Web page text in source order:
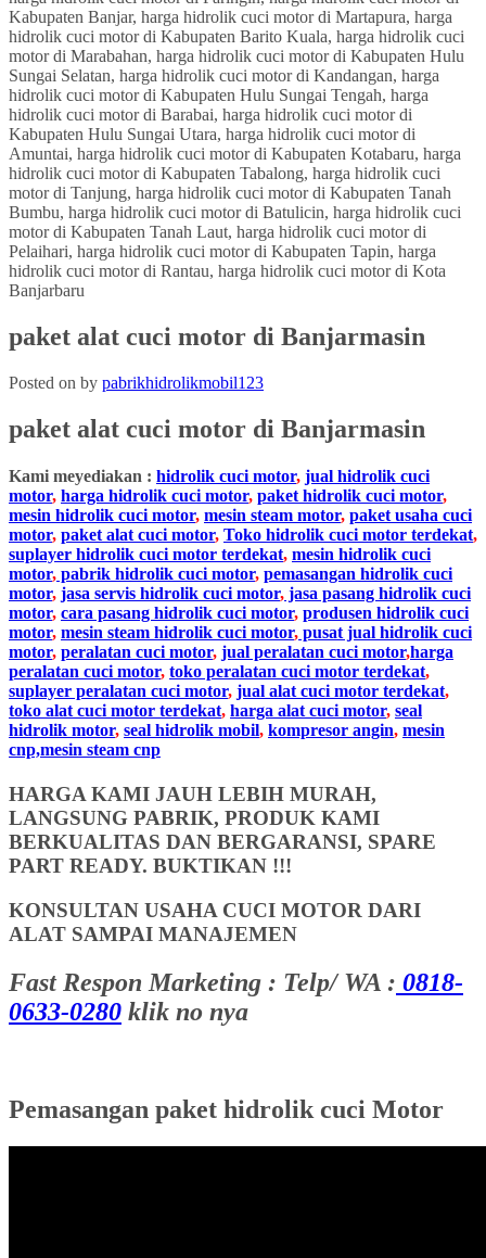
paket alat cuci motor di Banjarmasin
Posted on by pabrikhidrolikmobil123
paket alat cuci motor di Banjarmasin
Kami meyediakan : hidrolik cuci motor, jual hidrolik cuci
motor, harga hidrolik cuci motor, paket hidrolik cuci motor,
mesin hidrolik cuci motor, mesin steam motor, paket usaha cuci
motor, paket alat cuci motor, Toko hidrolik cuci motor terdekat,
suplayer hidrolik cuci motor terdekat, mesin hidrolik cuci
motor, pabrik hidrolik cuci motor, pemasangan hidrolik cuci
motor, jasa servis hidrolik cuci motor, jasa pasang hidrolik cuci
motor, cara pasang hidrolik cuci motor, produsen hidrolik cuci
motor, mesin steam hidrolik cuci motor, pusat jual hidrolik cuci
motor, peralatan cuci motor, jual peralatan cuci motor,harga
peralatan cuci motor, toko peralatan cuci motor terdekat,
suplayer peralatan cuci motor, jual alat cuci motor terdekat,
toko alat cuci motor terdekat, harga alat cuci motor, seal
hidrolik motor, seal hidrolik mobil, kompresor angin, mesin
cnp,mesin steam cnp
HARGA KAMI JAUH LEBIH MURAH,
LANGSUNG PABRIK, PRODUK KAMI
BERKUALITAS DAN BERGARANSI, SPARE
PART READY. BUKTIKAN !!!
KONSULTAN USAHA CUCI MOTOR DARI
ALAT SAMPAI MANAJEMEN
Fast Respon Marketing : Telp/ WA : 0818-
0633-0280 klik no nya
Pemasangan paket hidrolik cuci Motor